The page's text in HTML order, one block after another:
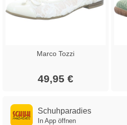
Marco Tozzi
49,95 €
Schuhparadies
In App öffnen